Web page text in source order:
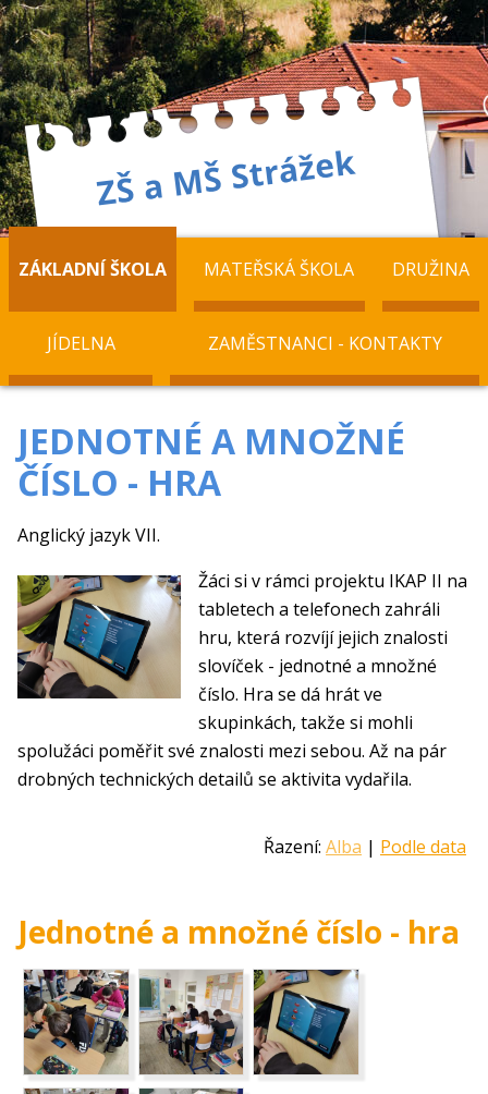
ZÁKLADNÍ ŠKOLA MATEŘSKÁ ŠKOLA DRUŽINA
JÍDELNA ZAMĚSTNANCI - KONTAKTY
JEDNOTNÉ A MNOŽNÉ
ČÍSLO - HRA
Anglický jazyk VII.
Žáci si v rámci projektu IKAP II na
tabletech a telefonech zahráli
hru, která rozvíjí jejich znalosti
slovíček - jednotné a množné
číslo. Hra se dá hrát ve
skupinkách, takže si mohli
spolužáci poměřit své znalosti mezi sebou. Až na pár
drobných technických detailů se aktivita vydařila.
Řazení: Alba | Podle data
Jednotné a množné číslo - hra